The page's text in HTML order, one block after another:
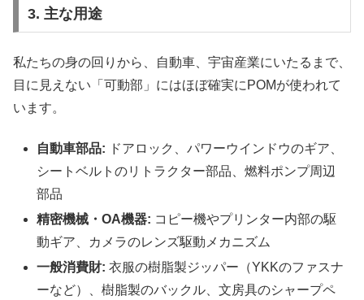
3. 主な用途
私たちの身の回りから、自動車、宇宙産業にいたるまで、
目に見えない「可動部」にはほぼ確実にPOMが使われて
います。
自動車部品: ドアロック、パワーウインドウのギア、
シートベルトのリトラクター部品、燃料ポンプ周辺
部品
精密機械・OA機器: コピー機やプリンター内部の駆
動ギア、カメラのレンズ駆動メカニズム
一般消費財: 衣服の樹脂製ジッパー（YKKのファスナ
ーなど）、樹脂製のバックル、文房具のシャープペ